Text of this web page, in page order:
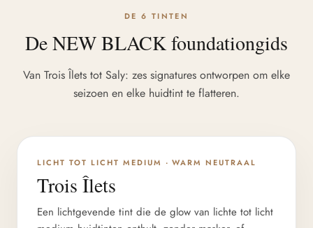
DE 6 TINTEN
De NEW BLACK foundationgids
Van Trois Îlets tot Saly: zes signatures ontworpen om elke
seizoen en elke huidtint te flatteren.
DIEPTE 1/6
LICHT TOT LICHT MEDIUM · WARM NEUTRAAL
Trois Îlets
Een lichtgevende tint die de glow van lichte tot licht